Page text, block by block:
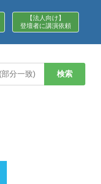
【法人向け】
登壇者に講演依頼
検索